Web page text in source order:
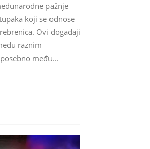
pažnje
koji se odnose
Ovi događaji
raznim
među...